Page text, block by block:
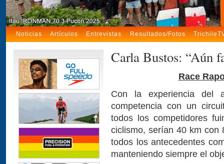
Noticias Artículos Entrevistas Resultados/Fotos
Carla Bustos: “Aún
Race
Con la experiencia del
competencia con un
todos los competidores
ciclismo, serían 40 km con
todos los antecedentes
manteniendo siempre el